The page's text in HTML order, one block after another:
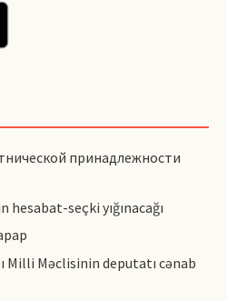
принадлежности
seçki yığınacağı
Milli Məclisinin deputatı cənab